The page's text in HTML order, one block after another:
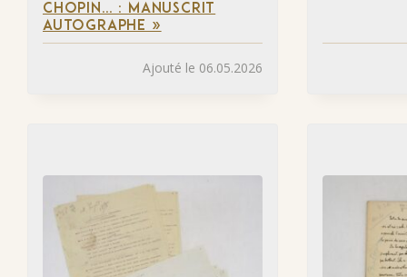
CHOPIN… : MANUSCRIT
AUTOGRAPHE »
Ajouté le 06.05.2026